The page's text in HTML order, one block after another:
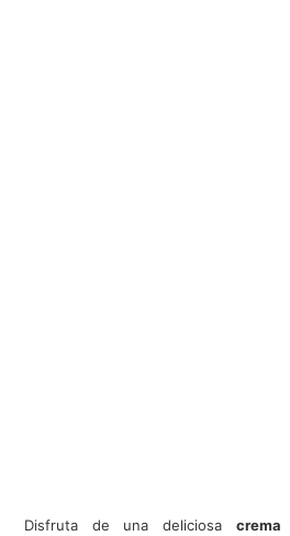
Disfruta de una deliciosa